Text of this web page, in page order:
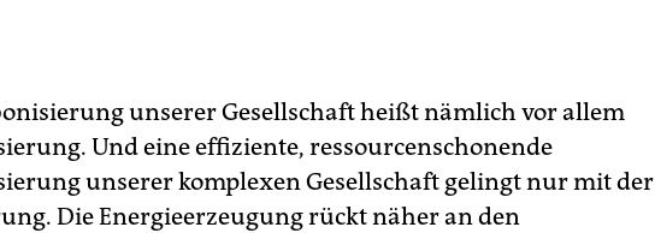
unserer Gesellschaft heißt nämlich vor allem
Und eine effiziente, ressourcenschonende
unserer komplexen Gesellschaft gelingt nur mit der
Die Energieerzeugung rückt näher an den